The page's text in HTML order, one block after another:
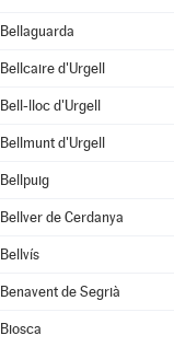
Bellaguarda
Bellcaire d'Urgell
Bell-lloc d'Urgell
Bellmunt d'Urgell
Bellpuig
Bellver de Cerdanya
Bellvís
Benavent de Segrià
Biosca